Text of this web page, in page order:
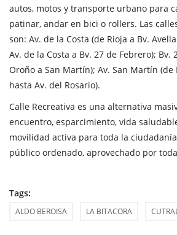
autos, motos y transporte urbano para
patinar, andar en bici o rollers. Las
son: Av. de la Costa (de Rioja a Bv.
Av. de la Costa a Bv. 27 de Febrero); Bv.
Oroño a San Martín); Av. San Martín (de
hasta Av. del Rosario).
Calle Recreativa es una alternativa
encuentro, esparcimiento, vida
movilidad activa para toda la
público ordenado, aprovechado por
Tags:
ALDO BEROISA LA BITACORA